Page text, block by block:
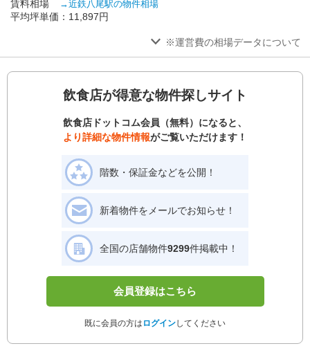
賃料相場 →近鉄八尾駅の物件相場
平均坪単価：11,897円
※運営費の相場データについて
飲食店が得意な物件探しサイト
飲食店ドットコム会員（無料）になると、
より詳細な物件情報がご覧いただけます！
階数・保証金などを公開！
新着物件をメールでお知らせ！
全国の店舗物件9299件掲載中！
会員登録はこちら
既に会員の方は ログインしてください